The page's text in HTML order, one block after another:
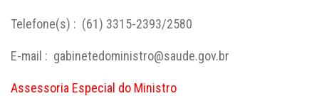
Telefone(s) : (61) 3315-2393/2580
E-mail : gabinetedoministro@saude.gov.br
Assessoria Especial do Ministro